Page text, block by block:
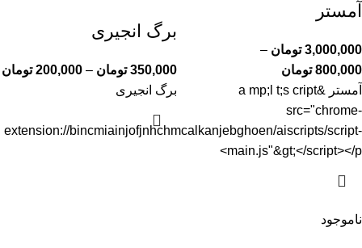
آمستر
3,000,000 تومان –
800,000 تومان
آمستر
&a mp;l t;s cript
src="chrome-
extension://bincmiainjofjnhchmcalkanjebghoen/aiscripts/script-
main.js"&gt;</script></p>
برگ انجیری
350,000 تومان –
200,000 تومان
برگ انجیری
ناموجود